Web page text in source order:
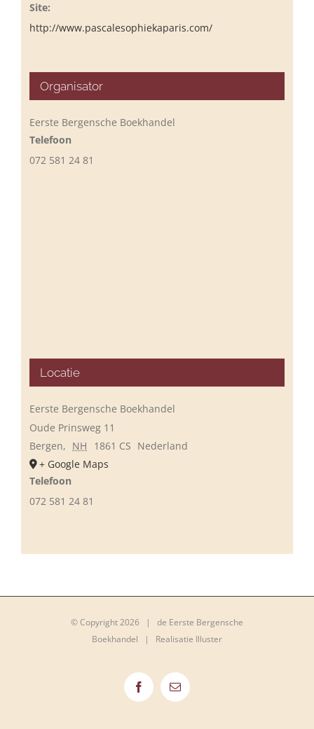
Site:
http://www.pascalesophiekaparis.com/
Organisator
Eerste Bergensche Boekhandel
Telefoon
072 581 24 81
Locatie
Eerste Bergensche Boekhandel
Oude Prinsweg 11
Bergen, NH 1861 CS Nederland
+ Google Maps
Telefoon
072 581 24 81
© Copyright2026 | de Eerste Bergensche
Boekhandel | Realisatie Illuster
Facebook
E-
mail